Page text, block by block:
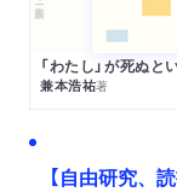
兼本浩祐著
【自由研究、